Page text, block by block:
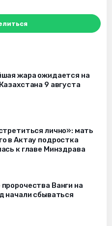
жара ожидается на
9 августа
лично»: мать
в Актау подростка
к главе Минздрава
Ванги на
начали сбываться